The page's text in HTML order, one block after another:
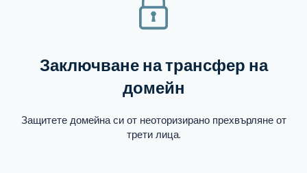
Заключване на трансфер на
домейн
Защитете домейна си от неоторизирано прехвърляне от
трети лица.